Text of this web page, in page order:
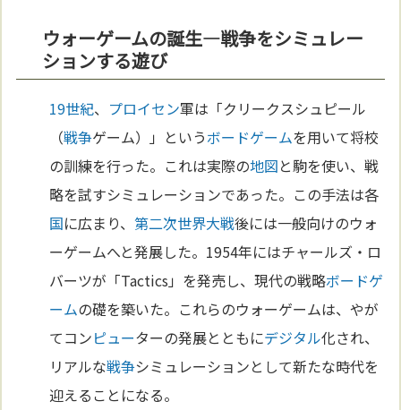
ウォーゲームの誕生—戦争をシミュレー
ションする遊び
19世紀、 プロイセン軍は「クリークスシュピール
（戦争ゲーム）」というボードゲームを用いて将校
の訓練を行った。これは実際の地図と駒を使い、戦
略を試すシミュレーションであった。この手法は各
国に広まり、第二次世界大戦後には一般向けのウォ
ーゲームへと発展した。1954年にはチャールズ・ロ
バーツが「Tactics」を発売し、現代の戦略ボードゲ
ームの礎を築いた。これらのウォーゲームは、やが
てコンピューターの発展とともにデジタル化され、
リアルな戦争シミュレーションとして新たな時代を
迎えることになる。